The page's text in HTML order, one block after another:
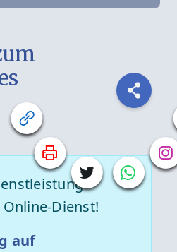
Dienst!
auf